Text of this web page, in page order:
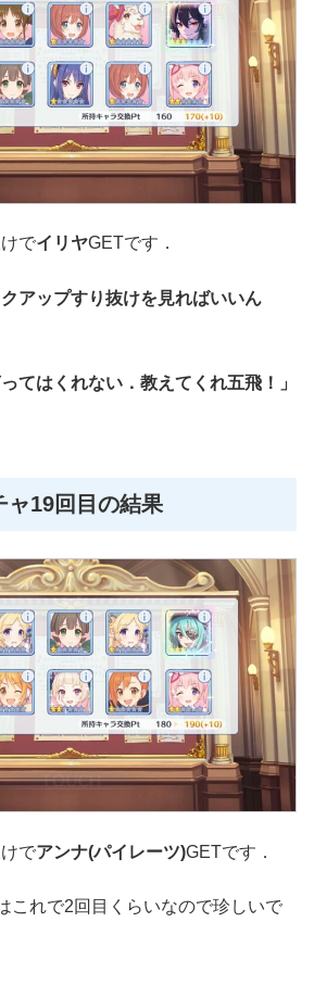
でイリヤGETです．
クアップすり抜けを見ればいいん
てはくれない．教えてくれ五飛！」
19回目の結果
でアンナ(パイレーツ)GETです．
これで2回目くらいなので珍しいで